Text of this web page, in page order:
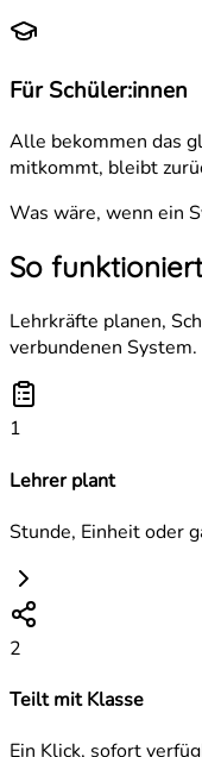
Für Schüler:innen
Alle bekommen das
mitkommt, bleibt
Was wäre, wenn ein
So
Lehrkräfte planen,
verbundenen System.
1
Lehrer plant
Stunde, Einheit oder
2
Teilt mit Klasse
Ein Klick, sofort